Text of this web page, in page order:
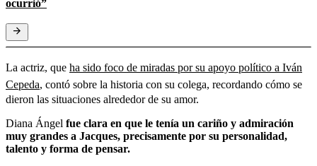
ocurrió”
La actriz, que ha sido foco de miradas por su apoyo político a Iván
Cepeda, contó sobre la historia con su colega, recordando cómo se
dieron las situaciones alrededor de su amor.
Diana Ángel fue clara en que le tenía un cariño y admiración
muy grandes a Jacques, precisamente por su personalidad,
talento y forma de pensar.